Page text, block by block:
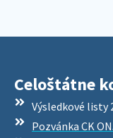
Celoštátne
Výsledkové listy
Pozvánka CK